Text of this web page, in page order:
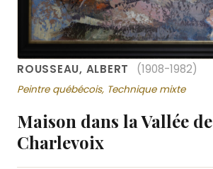
ROUSSEAU, ALBERT (1908-1982)
Peintre québécois, Technique mixte
Maison dans la Vallée de
Charlevoix